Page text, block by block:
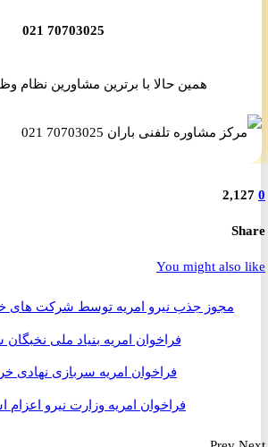
70703025 021
همین حالا با برترین مشاورین نظام
You might
مجوز جذب نیرو امریه توسط شرکت های خلاق 1402 صادر شد
فراخوان امریه بنیاد ملی نخبگان سال
فراخوان امریه سربازی نهادی خرداد 1403
فراخوان امریه وزارت نیرو اعزام اسفند